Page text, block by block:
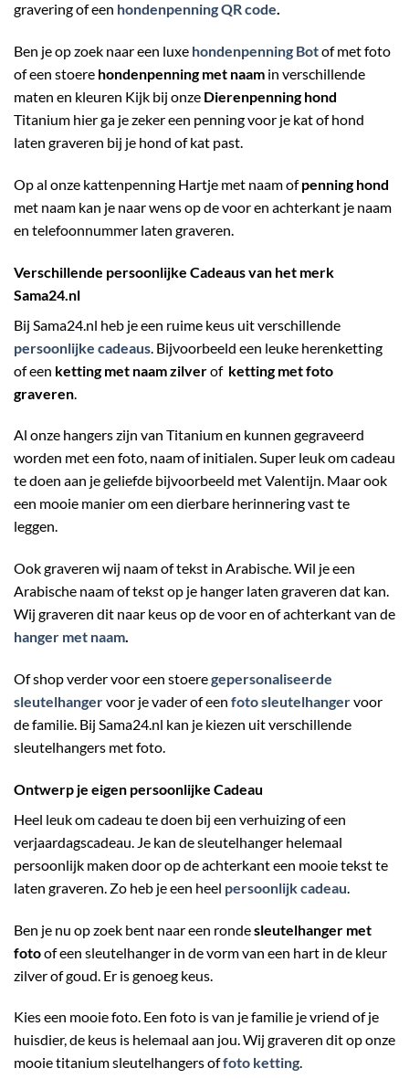
gravering of een hondenpenning QR code.
Ben je op zoek naar een luxe hondenpenning Botof met foto
of een stoere hondenpenning met naam in verschillende
maten en kleuren Kijk bij onze Dierenpenning hond
Titanium hier ga je zeker een penning voor je kat of hond
laten graveren bij je hond of kat past.
Op al onze kattenpenning Hartje met naam ofpenning hond
met naam kan je naar wens op de voor en achterkant je naam
en telefoonnummer laten graveren.
Verschillende persoonlijke Cadeaus van het merk
Sama24.nl
Bij Sama24.nl heb je een ruime keus uit verschillende
persoonlijke cadeaus . Bijvoorbeeld een leuke herenketting
of een ketting met naam zilverof ketting met foto
graveren
Al onze hangers zijn van Titanium en kunnen gegraveerd
worden met een foto, naam of initialen. Super leuk om cadeau
te doen aan je geliefde bijvoorbeeld met Valentijn. Maar ook
een mooie manier om een dierbare herinnering vast te
leggen.
Ook graveren wij naam of tekst in Arabische. Wil je een
Arabische naam of tekst op je hanger laten graveren dat kan.
Wij graveren dit naar keus op de voor en of achterkant van de
hanger met naam.
Of shop verder voor een stoeregepersonaliseerde
sleutelhangervoor je vader of een foto sleutelhangervoor
de familie. Bij Sama24.nl kan je kiezen uit verschillende
sleutelhangers met foto.
Ontwerp je eigen persoonlijke Cadeau
Heel leuk om cadeau te doen bij een verhuizing of een
verjaardagscadeau. Je kan de sleutelhanger helemaal
persoonlijk maken door op de achterkant een mooie tekst te
laten graveren. Zo heb je een heel persoonlijk cadeau.
Ben je nu op zoek bent naar een rondesleutelhanger met
fotoof een sleutelhanger in de vorm van een hart in de kleur
zilver of goud. Er is genoeg keus.
Kies een mooie foto. Een foto is van je familie je vriend of je
huisdier, de keus is helemaal aan jou. Wij graveren dit op onze
mooie titanium sleutelhangers offoto ketting.